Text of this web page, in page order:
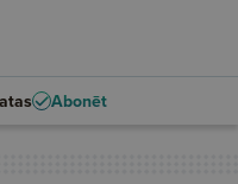
Abonēt